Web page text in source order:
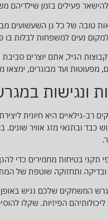
פעילים בזמן שילדיהם
טובה של כל גן השעשועים
נעים למשפחות לבלות בו
הגיל, אתם יוצרים
ועד מבוגרים, ימצאו
ונגישות
רב-גילאיים היא חיונית
כבד ובתנאי מזג אוויר
בטיחות מחמירים כדי
ותחזוקה שוטפת של
המשחקים שלכם נגיש באופן
הפיזיות. שקלו